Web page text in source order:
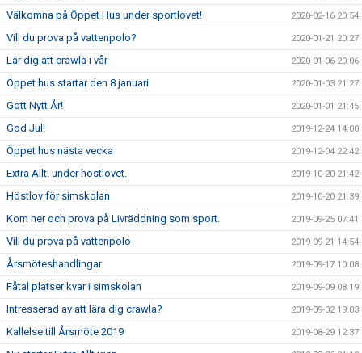
Välkomna på Öppet Hus under sportlovet! 2020-02-16 20:54
Vill du prova på vattenpolo? 2020-01-21 20:27
Lär dig att crawla i vår 2020-01-06 20:06
Öppet hus startar den 8 januari 2020-01-03 21:27
Gott Nytt År! 2020-01-01 21:45
God Jul! 2019-12-24 14:00
Öppet hus nästa vecka 2019-12-04 22:42
Extra Allt! under höstlovet. 2019-10-20 21:42
Höstlov för simskolan 2019-10-20 21:39
Kom ner och prova på Livräddning som sport. 2019-09-25 07:41
Vill du prova på vattenpolo 2019-09-21 14:54
Årsmöteshandlingar 2019-09-17 10:08
Fåtal platser kvar i simskolan 2019-09-09 08:19
Intresserad av att lära dig crawla? 2019-09-02 19:03
Kallelse till Årsmöte 2019 2019-08-29 12:37